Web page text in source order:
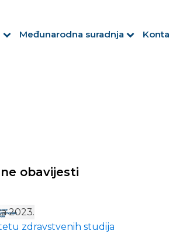
Međunarodna suradnja
obavijesti
2023.
zdravstvenih studija